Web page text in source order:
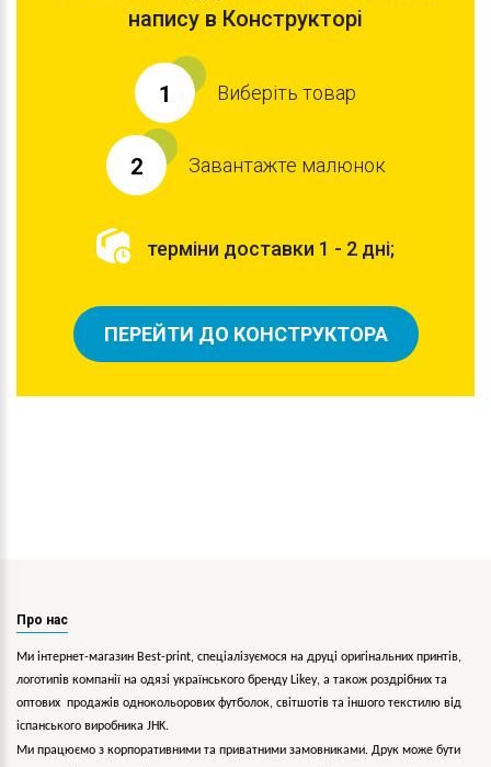
напису в Конструкторі
1 Виберіть товар
2 Завантажте малюнок
терміни доставки 1 - 2 дні;
ПЕРЕЙТИ ДО КОНСТРУКТОРА
Про нас
Ми інтернет-магазин Best-print, спеціалізуємося на друці оригінальних принтів,
логотипів компанії на одязі українського бренду Likey, а також роздрібних та
оптових продажів однокольорових футболок, світшотів та іншого текстилю від
іспанського виробника JHK.
Ми працюємо з корпоративними та приватними замовниками. Друк може бути